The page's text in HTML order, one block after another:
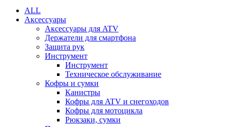
ALL
Аксессуары
Аксессуары для ATV
Держатели для смартфона
Защита рук
Инструмент
Инструмент
Техническое обслуживание
Кофры и сумки
Канистры
Кофры для ATV и снегоходов
Кофры для мотоцикла
Рюкзаки, сумки